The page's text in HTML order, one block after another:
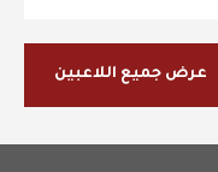
عرض جميع اللاعبين